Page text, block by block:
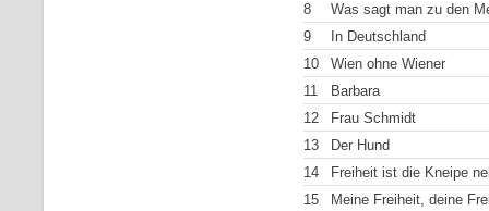
8
Was sagt man zu den
9
In Deutschland
10
Wien ohne Wiener
11
Barbara
12
Frau Schmidt
13
Der Hund
14
Freiheit ist die Kneipe
15
Meine Freiheit, deine